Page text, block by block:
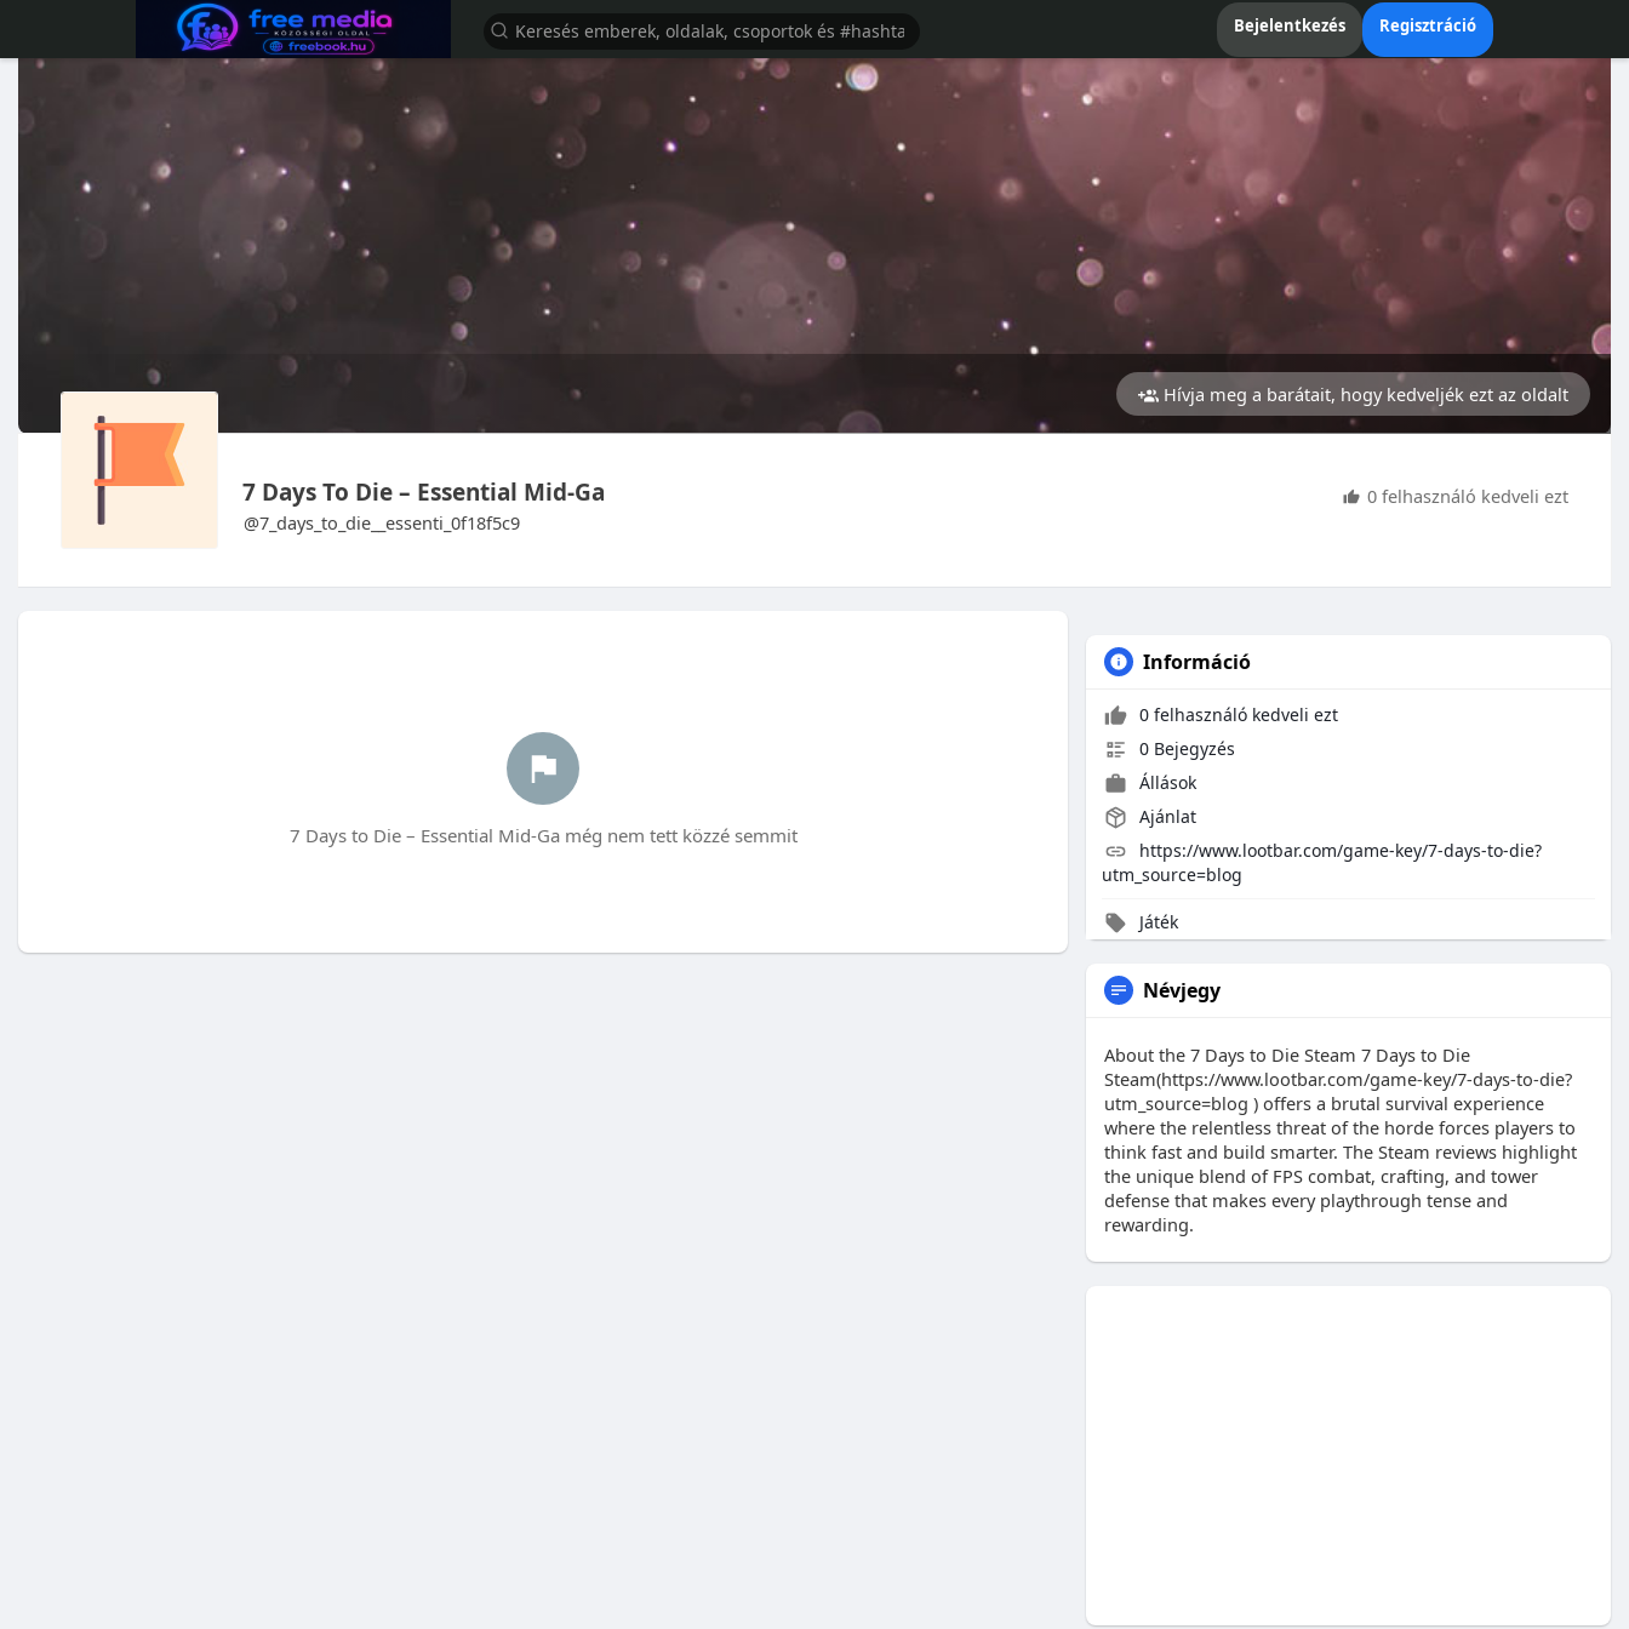
Bejelentkezés Regisztráció
7 Days To Die – Essential Mid-Ga
@7_days_to_die__essenti_0f18f5c9
0 felhasználó kedveli ezt
Hívja meg a barátait, hogy kedveljék ezt az oldalt
7 Days to Die – Essential Mid-Ga még nem tett közzé semmit
Információ
0 felhasználó kedveli ezt
0 Bejegyzés
Állások
Ajánlat
https://www.lootbar.com/game-key/7-days-to-die?
utm_source=blog
Játék
Névjegy
About the 7 Days to Die Steam 7 Days to Die
Steam(https://www.lootbar.com/game-key/7-days-to-die?
utm_source=blog ) offers a brutal survival experience
where the relentless threat of the horde forces players to
think fast and build smarter. The Steam reviews highlight
the unique blend of FPS combat, crafting, and tower
defense that makes every playthrough tense and
rewarding.